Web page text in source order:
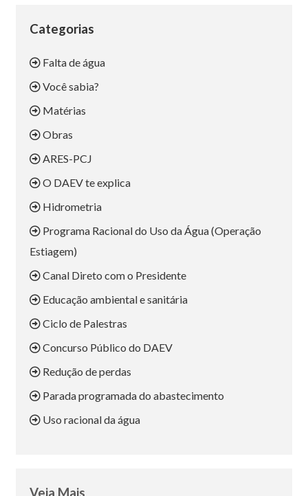
Categorias
Falta de água
Você sabia?
Matérias
Obras
ARES-PCJ
O DAEV te explica
Hidrometria
Programa Racional do Uso da Água (Operação
Estiagem)
Canal Direto com o Presidente
Educação ambiental e sanitária
Ciclo de Palestras
Concurso Público do DAEV
Redução de perdas
Parada programada do abastecimento
Uso racional da água
Veja Mais